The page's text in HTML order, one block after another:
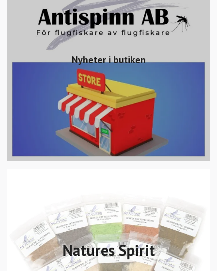
Nyheter i butiken
Natures Spirit